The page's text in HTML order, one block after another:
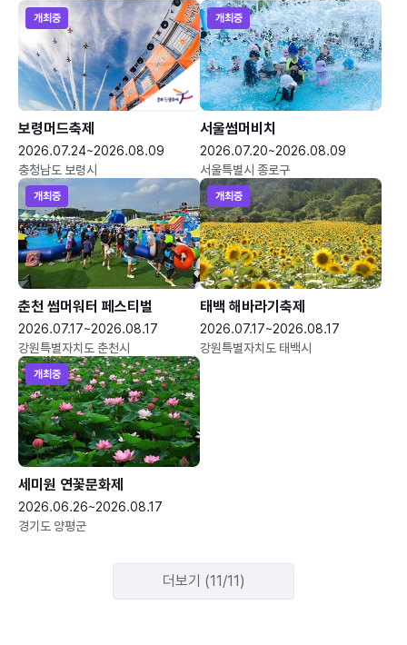
개최중
보령머드축제
2026.07.24~2026.08.09
충청남도 보령시
개최중
서울썸머비치
2026.07.20~2026.08.09
서울특별시 종로구
개최중
춘천 썸머워터 페스티벌
2026.07.17~2026.08.17
강원특별자치도 춘천시
개최중
태백 해바라기축제
2026.07.17~2026.08.17
강원특별자치도 태백시
개최중
세미원 연꽃문화제
2026.06.26~2026.08.17
경기도 양평군
더보기 (11/11)